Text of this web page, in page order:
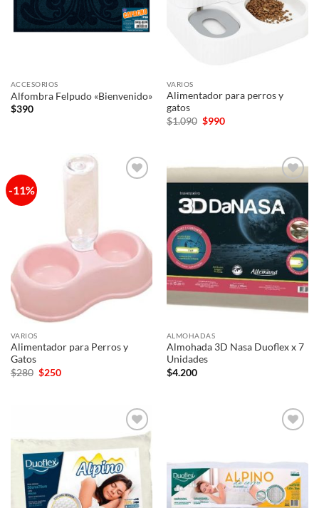
ACCESORIOS
Alfombra Felpudo «Bienvenido»
$390
VARIOS
Alimentador para perros y
gatos
$1.090 El
$990El
-11%
VARIOS
Alimentador para Perros y
Gatos
$280 El
$250El
Añadir
a la
lista de
deseos
ALMOHADAS
Almohada 3D Nasa Duoflex x 7
Unidades
$4.200
Añadir
a la
lista de
deseos
lista de
deseos